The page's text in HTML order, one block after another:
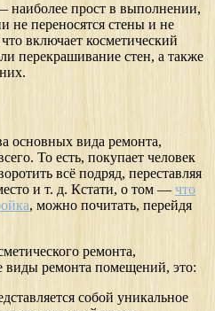
наиболее прост в выполнении,
не переносятся стены и не
включает косметический
перекрашивание стен, а также
основных вида ремонта,
То есть, покупает человек
всё подряд, переставляя
и т. д. Кстати, о том — что
, можно почитать, перейдя
ремонта,
виды ремонта помещений, это:
собой уникальное